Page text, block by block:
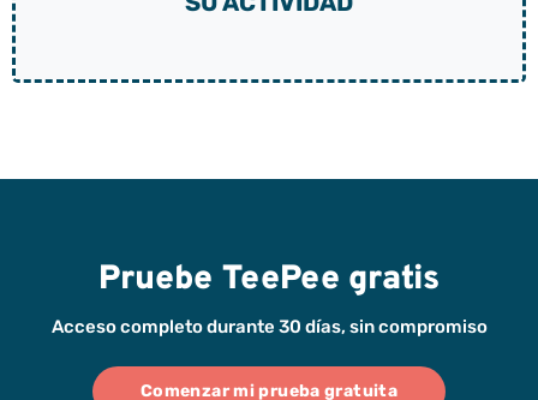
Pruebe TeePee gratis
Acceso completo durante 30 días, sin compromiso
Comenzar mi prueba gratuita